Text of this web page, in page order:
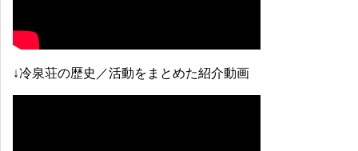
↓冷泉荘の歴史／活動をまとめた紹介動画